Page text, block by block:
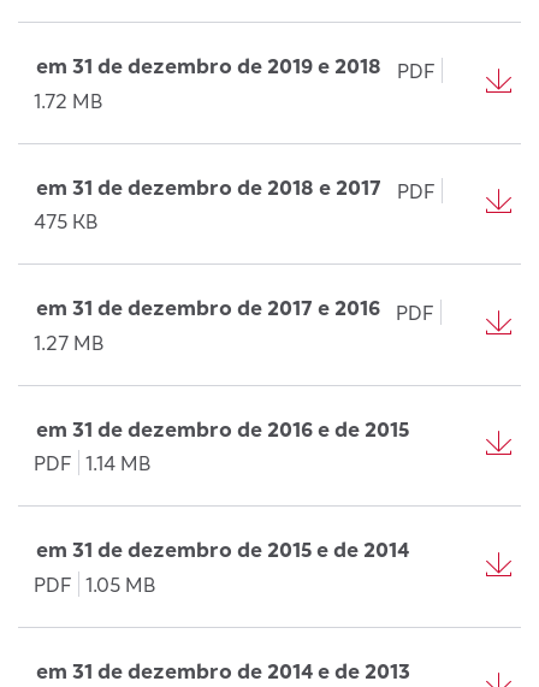
em 31 de dezembro de 2019 e 2018
PDF
1.72 MB
em 31 de dezembro de 2018 e 2017
PDF
475 KB
em 31 de dezembro de 2017 e 2016
PDF
1.27 MB
em 31 de dezembro de 2016 e de 2015
PDF 1.14 MB
em 31 de dezembro de 2015 e de 2014
PDF 1.05 MB
em 31 de dezembro de 2014 e de 2013